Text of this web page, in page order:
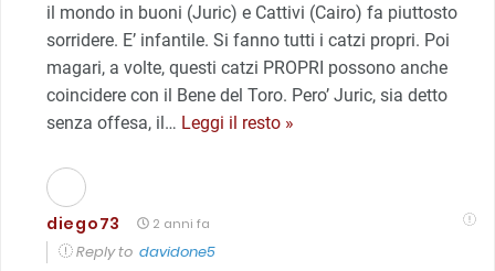
il mondo in buoni (Juric) e Cattivi (Cairo) fa piuttosto
sorridere. E’ infantile. Si fanno tutti i catzi propri. Poi
magari, a volte, questi catzi PROPRI possono anche
coincidere con il Bene del Toro. Pero’ Juric, sia detto
senza offesa, il… Leggi il resto »
diego73 2 anni fa
Reply to davidone5